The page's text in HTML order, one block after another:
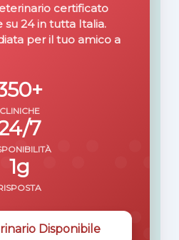
certificato
su 24 in tutta Italia.
per il tuo amico a
CLINICHE
7
1g
Disponibile